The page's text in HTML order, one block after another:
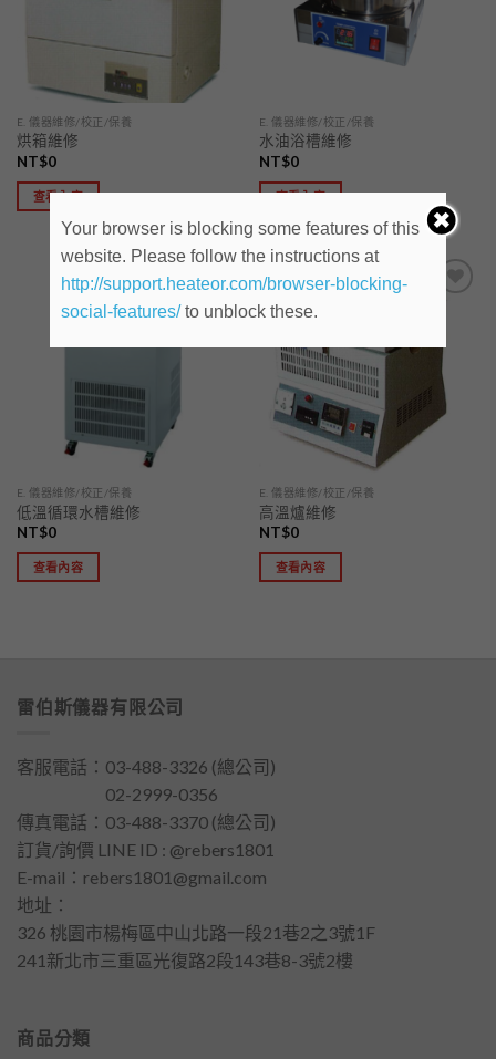
E. 儀器維修/校正/保養
烘箱維修
NT$0
查看內容
E. 儀器維修/校正/保養
水油浴槽維修
NT$0
查看內容
加入
E. 儀器維修/校正/保養
低溫循環水槽維修
NT$0
查看內容
單」
E. 儀器維修/校正/保養
高溫爐維修
NT$0
查看內容
雷伯斯儀器有限公司
客服電話： 03-488-3326 (總公司)
02-2999-0356
傳真電話：03-488-3370 (總公司)
訂貨/詢價 LINE ID : @rebers1801
E-mail： rebers1801@gmail.com
地址：
326 桃園市楊梅區中山北路一段21巷2之3號1F
241新北市三重區光復路2段143巷8-3號2樓
商品分類
Your browser is blocking some features of this
website. Please follow the instructions at
http://support.heateor.com/browser-blocking-
social-features/to unblock these.